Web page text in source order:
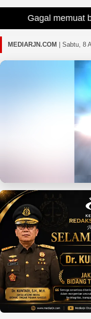
Gagal memuat
MEDIARJN.COM Sabtu, 8